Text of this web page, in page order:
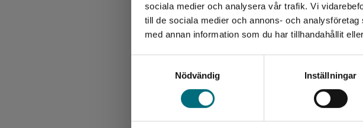
sociala medier och analysera vår trafik. Vi
till de sociala medier och annons- och
med annan information som du har tillhandahållit
Nödvändig
Inställningar
en enhet utanför
utanför Sverige.
leveransadressen
Minifakta om hamstrar